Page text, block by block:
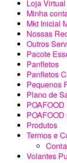
Loja Virtual
Minha
Mkt Inicial
Nossas
Outros
Pacote
Panfletos
Panfletos
Pequenos
Plano de
POAFOOD
Produtos
Termos e
Volantes